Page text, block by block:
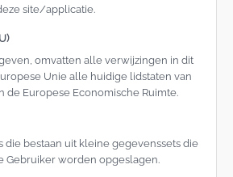
site/applicatie.
omvatten alle verwijzingen in dit
Unie alle huidige lidstaten van
de Europese Economische Ruimte.
die bestaan uit kleine gegevenssets die
Gebruiker worden opgeslagen.